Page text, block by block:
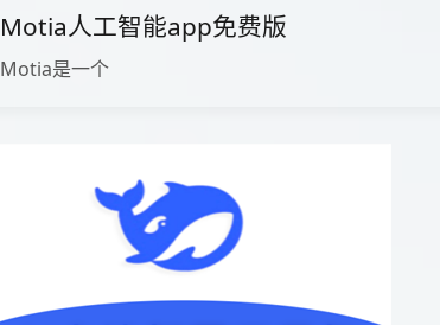
Motia人工智能app免费版
Motia是一个